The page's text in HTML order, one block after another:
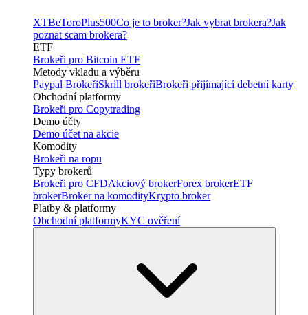
XTBeToroPlus500Co je to broker?Jak vybrat brokera?Jak
poznat scam brokera?
ETF
Brokeři pro Bitcoin ETF
Metody vkladu a výběru
Paypal BrokeřiSkrill brokeřiBrokeři přijímající debetní karty
Obchodní platformy
Brokeři pro Copytrading
Demo účty
Demo účet na akcie
Komodity
Brokeři na ropu
Typy brokerů
Brokeři pro CFDAkciový brokerForex brokerETF
brokerBroker na komodityKrypto broker
Platby & platformy
Obchodní platformyKYC ověření